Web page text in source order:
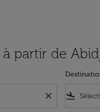
partir de
close flight_land